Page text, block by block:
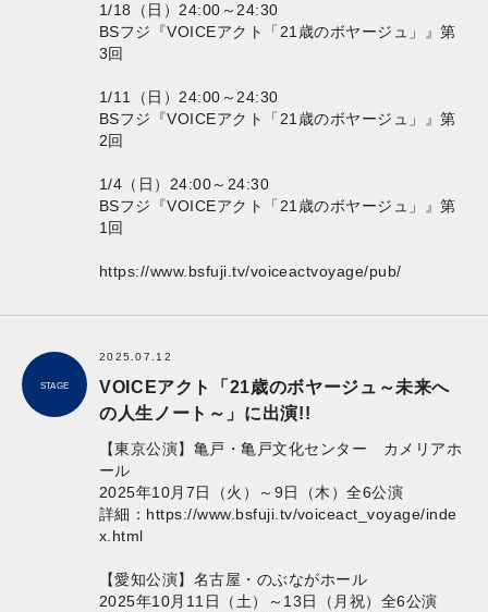
1/18（日）24:00～24:30
BSフジ『VOICEアクト「21歳のボヤージュ」』第
3回
1/11（日）24:00～24:30
BSフジ『VOICEアクト「21歳のボヤージュ」』第
2回
1/4（日）24:00～24:30
BSフジ『VOICEアクト「21歳のボヤージュ」』第
1回
https://www.bsfuji.tv/voiceactvoyage/pub/
STAGE
2025.07.12
VOICEアクト「21歳のボヤージュ～未来へ
の人生ノート～」に出演!!
【東京公演】亀戸・亀戸文化センター カメリアホ
ール
2025年10月7日（火）～9日（木）全6公演
詳細： https://www.bsfuji.tv/voiceact_voyage/inde
x.html
【愛知公演】名古屋・のぶながホール
2025年10月11日（土）～13日（月祝）全6公演